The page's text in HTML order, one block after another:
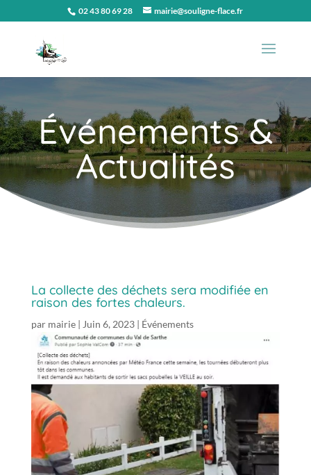
02 43 80 69 28 mairie@souligne-flace.fr
Événements &
Actualités
La collecte des déchets sera modifiée en
raison des fortes chaleurs.
par mairie| Juin 6, 2023| Événements